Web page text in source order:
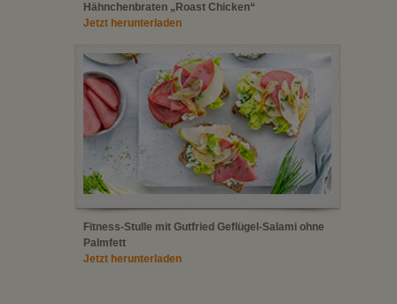
Hähnchenbraten „Roast Chicken“
Jetzt herunterladen
Fitness-Stulle mit Gutfried Geflügel-Salami ohne
Palmfett
Jetzt herunterladen